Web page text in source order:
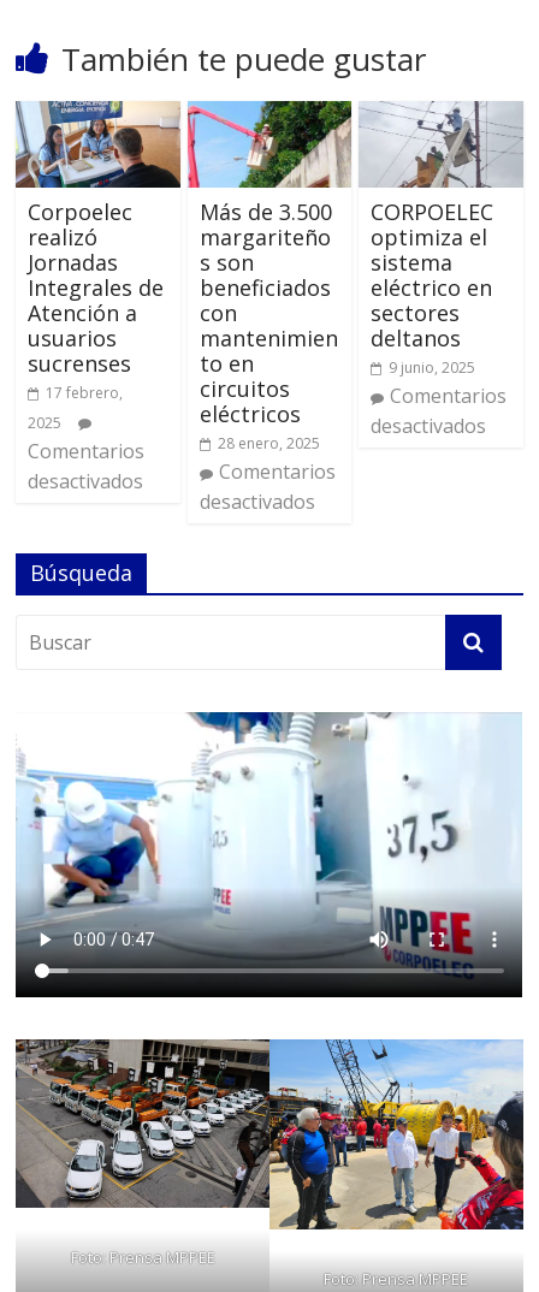
También te puede gustar
Corpoelec
realizó
Jornadas
Integrales de
Atención a
usuarios
sucrenses
17 febrero,
2025
Comentarios
desactivados
Más de 3.500
margariteño
s son
beneficiados
con
mantenimien
to en
circuitos
eléctricos
28 enero, 2025
Comentarios
desactivados
CORPOELEC
optimiza el
sistema
eléctrico en
sectores
deltanos
9 junio, 2025
Comentarios
desactivados
Búsqueda
Foto: Prensa MPPEE
Foto: Prensa MPPEE